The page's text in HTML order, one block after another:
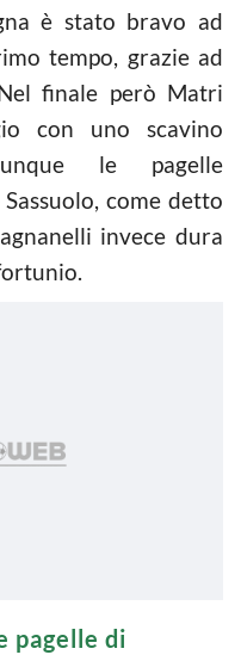
è stato bravo ad
tempo, grazie ad
finale però Matri
con uno scavino
le pagelle
come detto
invece dura
pagelle di